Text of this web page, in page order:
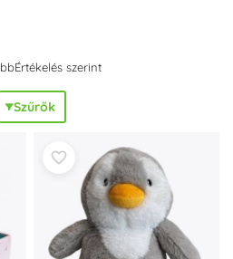
ellátott interaktív Mac Toys
a játékba, és
fejlesztik a finommotorikát, a
alakok, színek és számok
kísérletező szettek és
a türelmet és a
újdonságok kíváncsiságra és a
A Mac Toys
kisgyermekeknek, óvodásoknak
– a puha plüssöktől és fürdős
át egészen az
autókig. Az ergonomikus
Értékelés szerint
Szűrők